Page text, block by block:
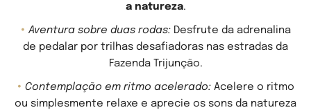
a natureza.
Aventura sobre duas rodas:Desfrute da adrenalina
de pedalar por trilhas desafiadoras nas estradas da
Fazenda Trijunção.
Contemplação em ritmo acelerado:Acelere o ritmo
ou simplesmente relaxe e aprecie os sons da natureza